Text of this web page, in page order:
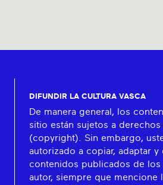
DIFUNDIR LA CULTURA VASCA
De manera general, los
sitio están sujetos a
(copyright). Sin embargo,
autorizado a copiar, adaptar
contenidos publicados de los
autor, siempre que mencione